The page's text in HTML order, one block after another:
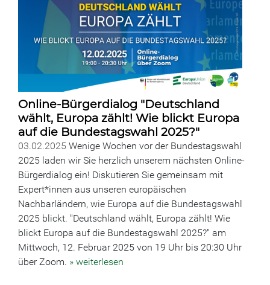
Online-Bürgerdialog "Deutschland
wählt, Europa zählt! Wie blickt Europa
auf die Bundestagswahl 2025?"
03.02.2025 Wenige Wochen vor der Bundestagswahl
2025 laden wir Sie herzlich unserem nächsten Online-
Bürgerdialog ein! Diskutieren Sie gemeinsam mit
Expert*innen aus unseren europäischen
Nachbarländern, wie Europa auf die Bundestagswahl
2025 blickt. "Deutschland wählt, Europa zählt! Wie
blickt Europa auf die Bundestagswahl 2025?" am
Mittwoch, 12. Februar 2025 von 19 Uhr bis 20:30 Uhr
über Zoom. » weiterlesen